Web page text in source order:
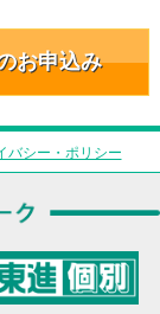
お申込み
バシー・ポリシー